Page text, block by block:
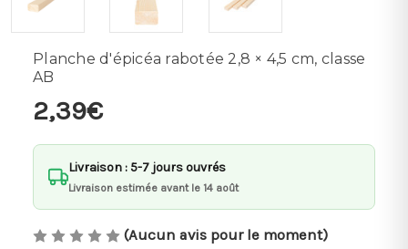
Planche d'épicéa rabotée 2,8 × 4,5 cm, classe
AB
2,39€
Livraison : 5-7 jours ouvrés
Livraison estimée avant le 14 août
(Aucun avis pour le moment)